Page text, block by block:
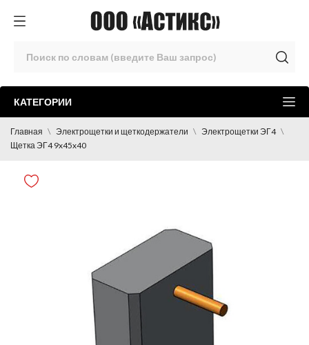
КАТЕГОРИИ
Главная Электрощетки и щеткодержатели
Электрощетки ЭГ4
Щетка ЭГ4 9x45x40